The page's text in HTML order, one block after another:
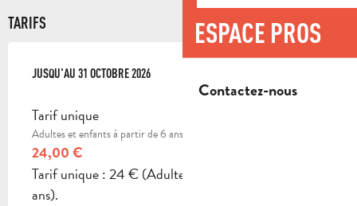
ESPACE PROS
Contactez-nous
TARIFS
DU11 AVRIL 2026AU31 OCTOBRE 2026
JUSQU'AU 31 OCTOBRE 2026
Tarif unique
Adultes et enfants à partir de 6 ans
24,00 €
Tarif unique : 24 € (Adultes et enfants à partir de 6
ans).